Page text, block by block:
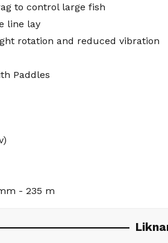
to control large fish
line lay
rotation and reduced vibration
Paddles
- 235 m